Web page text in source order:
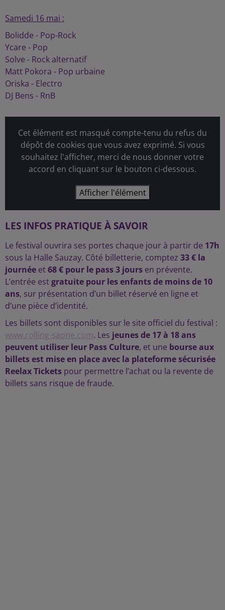
Samedi 16 mai :
Bolidde - Pop-Rock
Ycare - Pop
Solve - Rock alternatif
Matt Pokora - Pop urbaine
Oriska - Electro
DJ Bens - RnB
Cet élément est masqué compte-tenu du refus du
dépôt de cookies que vous avez exprimé. Si vous
souhaitez l'afficher, merci de nous donner votre
accord en cliquant sur le bouton ci-dessous.
Afficher l'élément
LES INFOS PRATIQUE À SAVOIR
Le festival ouvrira ses portes chaque jour à partir de 17h
sous la Halle Sauzay. Côté billetterie, comptez 33 € la
journée et68 € pour le pass 3 jours en prévente.
L’entrée estgratuite pour les enfants de moins de 10
ans, sur présentation d’un billet réservé en ligne et
d’une pièce d’identité.
Les billets sont disponibles sur le site officiel du festival :
www.rolling-saone.com. Les jeunes de 17 à 18 ans
peuvent utiliser leur Pass Culture, et une bourse aux
billets est mise en place avec la plateforme sécurisée
Reelax Tickets pour permettre l’achat ou la revente de
billets sans risque de fraude.